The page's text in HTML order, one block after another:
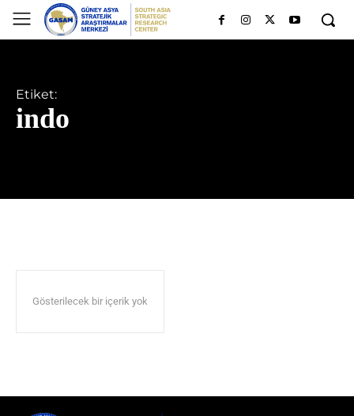
Etiket:
indo
Gösterilecek bir içerik yok